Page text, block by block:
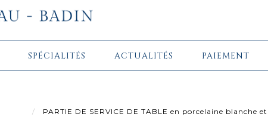
SPÉCIALITÉS ACTUALITÉS PAIEMENT
PARTIE DE SERVICE DE TABLE en porcelaine blanche